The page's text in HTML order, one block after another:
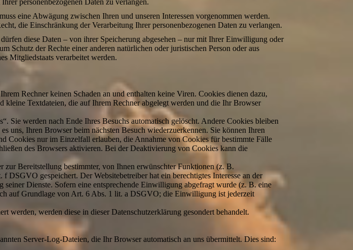
personenbezogenen Daten zu verlangen.
eine Abwägung zwischen Ihren und unseren Interessen vorgenommen werden.
die Einschränkung der Verarbeitung Ihrer personenbezogenen Daten zu verlangen.
diese Daten – von ihrer Speicherung abgesehen – nur mit Ihrer Einwilligung oder
Schutz der Rechte einer anderen natürlichen oder juristischen Person oder aus
Mitgliedstaats verarbeitet werden.
Rechner keinen Schaden an und enthalten keine Viren. Cookies dienen dazu,
Textdateien, die auf Ihrem Rechner abgelegt werden und die Ihr Browser
Sie werden nach Ende Ihres Besuchs automatisch gelöscht. Andere Cookies bleiben
uns, Ihren Browser beim nächsten Besuch wiederzuerkennen. Sie können Ihren
Cookies nur im Einzelfall erlauben, die Annahme von Cookies für bestimmte Fälle
des Browsers aktivieren. Bei der Deaktivierung von Cookies kann die
Bereitstellung bestimmter, von Ihnen erwünschter Funktionen (z. B.
gespeichert. Der Websitebetreiber hat ein berechtigtes Interesse an der
Dienste. Sofern eine entsprechende Einwilligung abgefragt wurde (z. B. eine
auf Grundlage von Art. 6 Abs. 1 lit. a DSGVO; die Einwilligung ist jederzeit
werden, werden diese in dieser Datenschutzerklärung gesondert behandelt.
Server-Log-Dateien, die Ihr Browser automatisch an uns übermittelt. Dies sind: